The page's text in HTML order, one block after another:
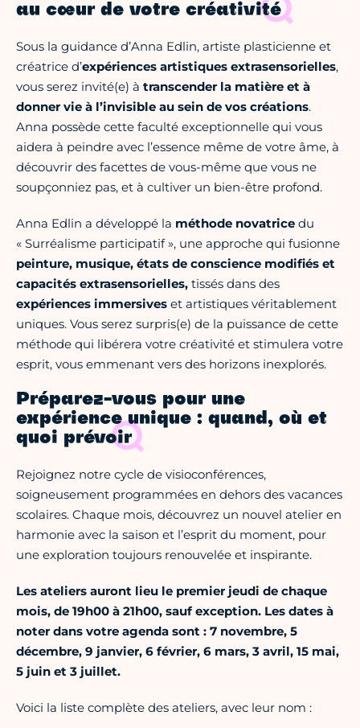
au cœur de votre créativité
Sous la guidance d’Anna Edlin, artiste plasticienne et
créatrice d’expériences artistiques extrasensorielles,
vous serez invité(e) à transcender la matière et à
donner vie à l’invisible au sein de vos créations.
Anna possède cette faculté exceptionnelle qui vous
aidera à peindre avec l’essence même de votre âme, à
découvrir des facettes de vous-même que vous ne
soupçonniez pas, et à cultiver un bien-être profond.
Anna Edlin a développé la méthode novatrice du
« Surréalisme participatif », une approche qui fusionne
peinture, musique, états de conscience modifiés et
capacités extrasensorielles, tissés dans des
expériences immersives et artistiques véritablement
uniques. Vous serez surpris(e) de la puissance de cette
méthode qui libérera votre créativité et stimulera votre
esprit, vous emmenant vers des horizons inexplorés.
Préparez-vous pour une
expérience unique : quand, où et
quoi prévoir
Rejoignez notre cycle de visioconférences,
soigneusement programmées en dehors des vacances
scolaires. Chaque mois, découvrez un nouvel atelier en
harmonie avec la saison et l’esprit du moment, pour
une exploration toujours renouvelée et inspirante.
Les ateliers auront lieu le premier jeudi de chaque
mois, de 19h00 à 21h00, sauf exception. Les dates à
noter dans votre agenda sont : 7 novembre, 5
décembre, 9 janvier, 6 février, 6 mars, 3 avril, 15 mai,
5 juin et 3 juillet.
Voici la liste complète des ateliers, avec leur nom :